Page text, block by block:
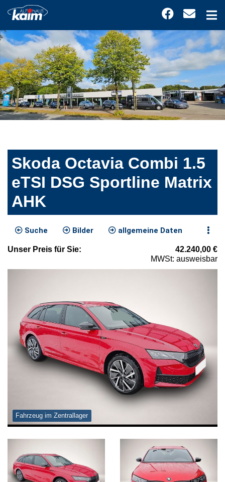
Skoda Octavia Combi 1.5
eTSI DSG Sportline Matrix
AHK
Suche Bilder allgemeine Daten
Unser Preis für Sie: 42.240,00 €
MWSt: ausweisbar
Fahrzeug im Zentrallager